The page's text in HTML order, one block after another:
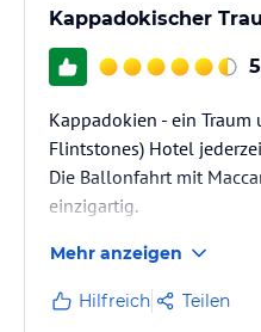
Kappadokischer
Kappadokien - ein
Flintstones) Hotel
Die Ballonfahrt mit
einzigartig.
wunderbarer Gastgeber!
Mehr anzeigen
Hilfreich Teilen